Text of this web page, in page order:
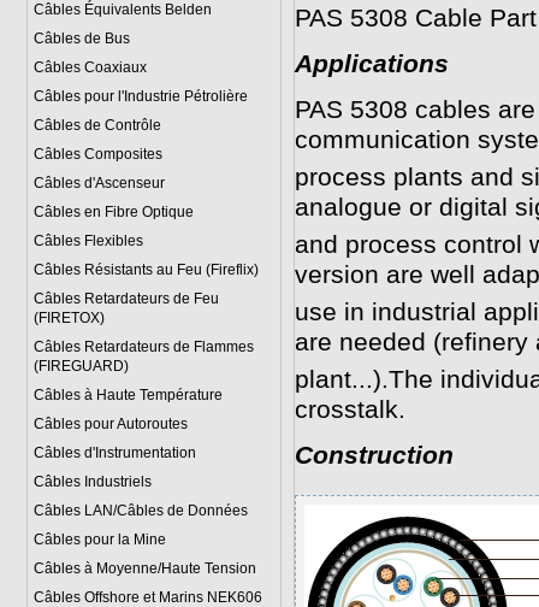
Câbles Équivalents Belden
Câbles de Bus
Câbles Coaxiaux
Câbles pour l'Industrie Pétrolière
Câbles de Contrôle
Câbles Composites
Câbles d'Ascenseur
Câbles en Fibre Optique
Câbles Flexibles
Câbles Résistants au Feu (Fireflix)
Câbles Retardateurs de Feu
(FIRETOX)
Câbles Retardateurs de Flammes
(FIREGUARD)
Câbles à Haute Température
Câbles pour Autoroutes
Câbles d'Instrumentation
Câbles Industriels
Câbles LAN/Câbles de Données
Câbles pour la Mine
Câbles à Moyenne/Haute Tension
Câbles Offshore et Marins NEK606
PAS 5308 Cable
Applications
PAS 5308 cables
communication
process plants and
analogue or digital
and process control
version are well
use in industrial
are needed (refinery
plant...).The
crosstalk.
Construction